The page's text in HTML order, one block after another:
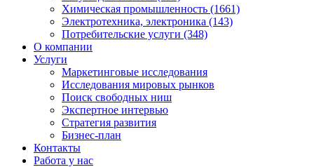
Химическая промышленность (1661)
Электротехника, электроника (143)
Потребительские услуги (348)
О компании
Услуги
Маркетинговые исследования
Исследования мировых рынков
Поиск свободных ниш
Экспертное интервью
Стратегия развития
Бизнес-план
Контакты
Работа у нас